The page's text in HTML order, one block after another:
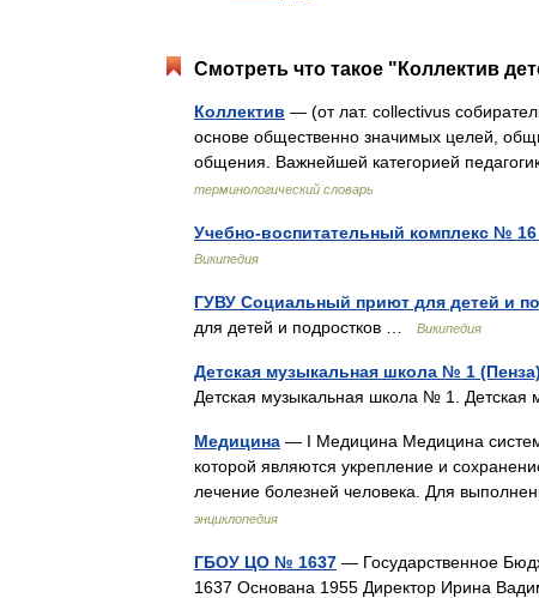
Смотреть что такое "Коллектив
Коллектив — (от лат. collectivus
основе общественно значимых целей,
общения. Важнейшей категорией
терминологический словарь
Учебно-воспитательный комплекс №
Википедия
ГУВУ Социальный приют для детей и
для детей и подростков …
Википедия
Детская музыкальная школа № 1 (Пенза)
Детская музыкальная школа № 1.
Медицина — I Медицина Медицина
которой являются укрепление и
лечение болезней человека. Для
энциклопедия
ГБОУ ЦО № 1637 — Государственное
1637 Основана 1955 Директор Ирина